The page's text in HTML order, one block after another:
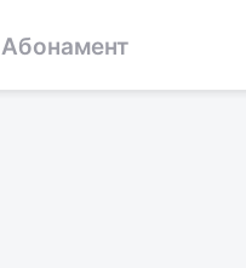
Абонамент